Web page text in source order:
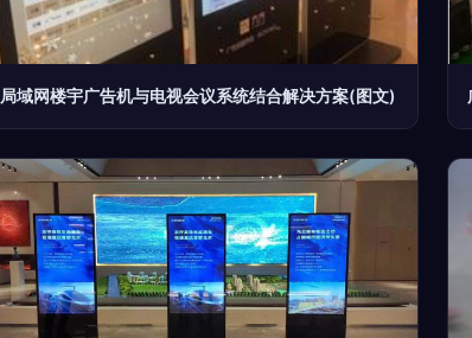
局域网楼宇广告机与电视会议系统结合解决方案(图文)